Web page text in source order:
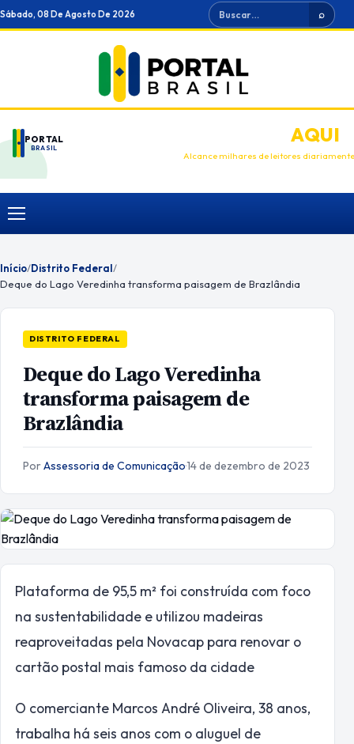
Ir
para
Sábado, 08 De Agosto De 2026 Buscar ⌕
PORTAL
BRASIL
ANUNCIEAQUI
Alcance milhares de leitores diariamente
Menu
Início/Distrito Federal/
Deque do Lago Veredinha transforma paisagem de Brazlândia
DISTRITO FEDERAL
Deque do Lago Veredinha
transforma paisagem de
Brazlândia
PorAssessoria de Comunicação·14 de dezembro de 2023
Plataforma de 95,5 m² foi construída com foco
na sustentabilidade e utilizou madeiras
reaproveitadas pela Novacap para renovar o
cartão postal mais famoso da cidade
O comerciante Marcos André Oliveira, 38 anos,
trabalha há seis anos com o aluguel de